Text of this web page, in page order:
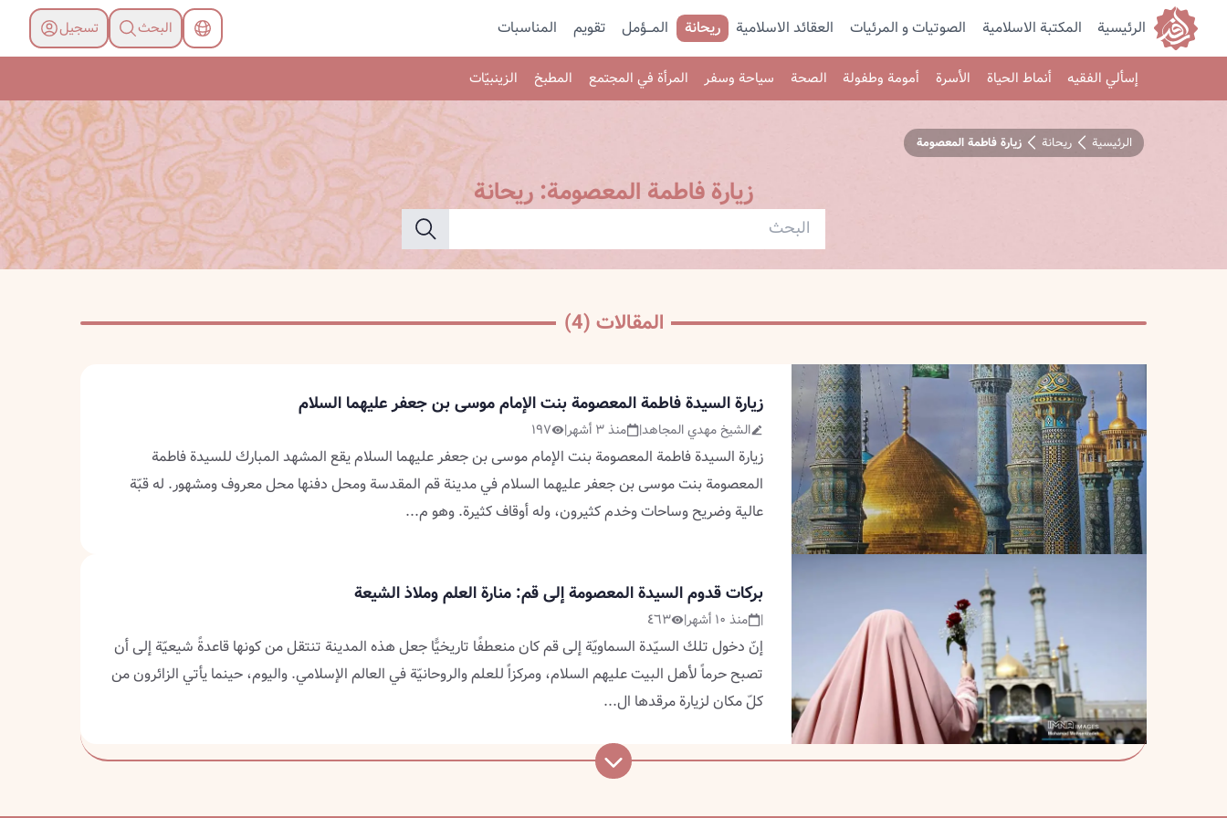
الرئيسية المكتبة الاسلامية الصوتیات و المرئیات العقائد الاسلامية ريحانة المـــؤمل تقویم المناسبات البحث تسجیل
إسألي الفقيه أنماط الحياة الأسرة أمومة وطفولة الصحة سياحة وسفر المرأة في المجتمع المطبخ الزينبيّات
الرئيسية ريحانة زيارة فاطمة المعصومة
زيارة فاطمة المعصومة: ريحانة
المقالات (4)
زيارة السيدة فاطمة المعصومة بنت الإمام موسى بن جعفر عليهما السلام
الشيخ مهدي المجاهد| منذ ٣ أشهر | ١٩٧
زيارة السيدة فاطمة المعصومة بنت الإمام موسى بن جعفر عليهما السلام يقع المشهد المبارك للسيدة فاطمة
المعصومة بنت موسى بن جعفر عليهما السلام في مدينة قم المقدسة ومحل دفنها محل معروف ومشهور. له قبّة
عالية وضريح وساحات وخدم كثيرون، وله أوقاف كثيرة. وهو م...
برکات قدوم السيدة المعصومة إلى قم: منارة العلم وملاذ الشيعة
| منذ ١٠ أشهر | ٤٦٣
إنّ دخول تلك السيّدة السماويّة إلى قم كان منعطفًا تاريخيًّا جعل هذه المدينة تنتقل من كونها قاعدةً شيعيّة إلى أن
تصبح حرماً لأهل البيت عليهم السلام، ومركزاً للعلم والروحانيّة في العالم الإسلامي. واليوم، حينما يأتي الزائرون من
كلّ مكان لزيارة مرقدها ال...